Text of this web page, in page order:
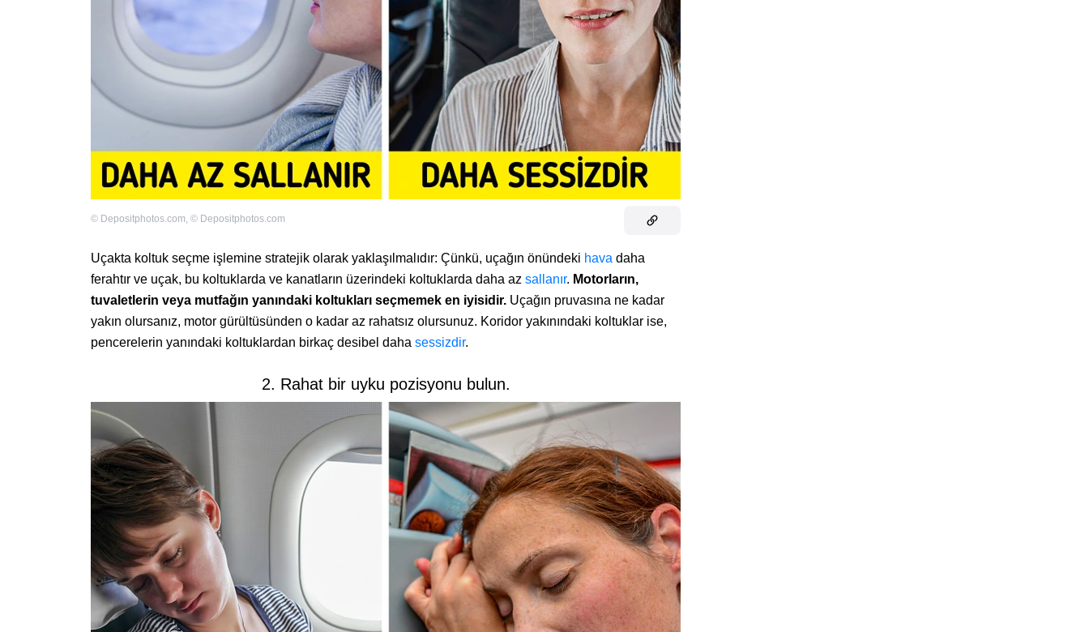
© Depositphotos.com, © Depositphotos.com
Uçakta koltuk seçme işlemine stratejik olarak yaklaşılmalıdır: Çünkü, uçağın önündeki hava daha
ferahtır ve uçak, bu koltuklarda ve kanatların üzerindeki koltuklarda daha az sallanır. Motorların,
tuvaletlerin veya mutfağın yanındaki koltukları seçmemek en iyisidir. Uçağın pruvasına ne kadar
yakın olursanız, motor gürültüsünden o kadar az rahatsız olursunuz. Koridor yakınındaki koltuklar ise,
pencerelerin yanındaki koltuklardan birkaç desibel daha sessizdir.
2. Rahat bir uyku pozisyonu bulun.